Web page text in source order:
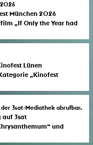
des KHM-Studenten
wurde vom Publikum als
Film mit dem
2026” ausgezeichnet.
bedeutende
München 2026
„If Only the Year had
Filmfest München 2026
KHM sind in diesem
Filmen stark beim
Lünen
„Kinofest
Graf beim 35. Kinofest
der 3sat-Mediathek abrufbar.
auf 3sat
und